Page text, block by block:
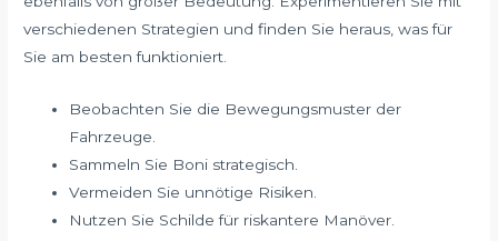
verschiedenen Strategien und finden Sie heraus, was für
Sie am besten funktioniert.
Beobachten Sie die Bewegungsmuster der
Fahrzeuge.
Sammeln Sie Boni strategisch.
Vermeiden Sie unnötige Risiken.
Nutzen Sie Schilde für riskantere Manöver.